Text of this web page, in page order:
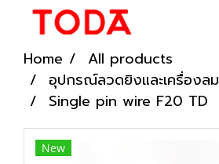
Home
All products
อุปกรณ์ลวดยิงและเครื่องลม
Single pin wire F20 TD
New